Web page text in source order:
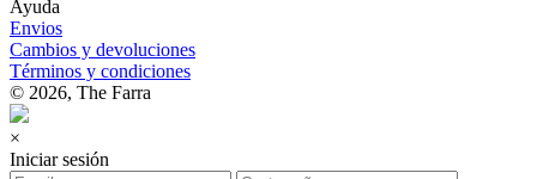
Ayuda
Envios
Cambios y devoluciones
Términos y condiciones
© 2026, The Farra
×
Iniciar sesión